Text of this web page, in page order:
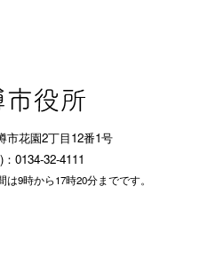
市花園2丁目12番1号
0134-32-4111
9時から17時20分までです。